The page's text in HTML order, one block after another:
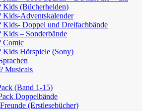
Kids (Bücherhelden)
Kids-Adventskalender
Kids- Doppel und Dreifachbände
Kids – Sonderbände
Comic
Kids Hörspiele (Sony)
Musicals
(Band 1-15)
Doppelbände
(Erstlesebücher)